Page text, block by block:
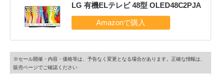
LG 有機ELテレビ 48型 OLED48C2PJA
※セール開催・内容・価格等は、予告なく変更となる場合があります。正確な情報は、
販売ページでご確認ください